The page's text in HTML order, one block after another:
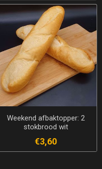
Weekend afbaktopper: 2
stokbrood wit
€3,60